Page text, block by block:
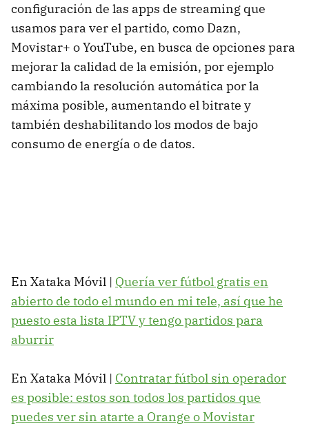
configuración de las apps de streaming que
usamos para ver el partido, como Dazn,
Movistar+ o YouTube, en busca de opciones para
mejorar la calidad de la emisión, por ejemplo
cambiando la resolución automática por la
máxima posible, aumentando el bitrate y
también deshabilitando los modos de bajo
consumo de energía o de datos.
En Xataka Móvil | Quería ver fútbol gratis en
abierto de todo el mundo en mi tele, así que he
puesto esta lista IPTV y tengo partidos para
aburrir
En Xataka Móvil | Contratar fútbol sin operador
es posible: estos son todos los partidos que
puedes ver sin atarte a Orange o Movistar